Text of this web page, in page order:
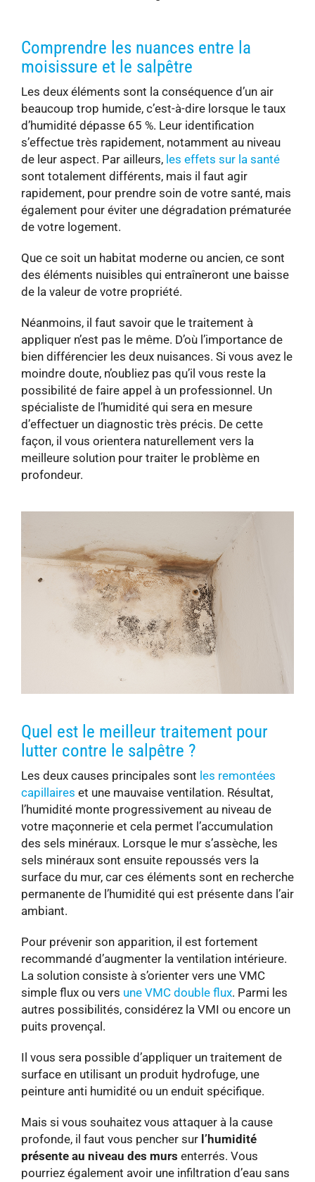
Comprendre les nuances entre la
moisissure et le salpêtre
Les deux éléments sont la conséquence d’un air
beaucoup trop humide, c’est-à-dire lorsque le taux
d’humidité dépasse 65 %. Leur identification
s’effectue très rapidement, notamment au niveau
de leur aspect. Par ailleurs, les effets sur la santé
sont totalement différents, mais il faut agir
rapidement, pour prendre soin de votre santé, mais
également pour éviter une dégradation prématurée
de votre logement.
Que ce soit un habitat moderne ou ancien, ce sont
des éléments nuisibles qui entraîneront une baisse
de la valeur de votre propriété.
Néanmoins, il faut savoir que le traitement à
appliquer n’est pas le même. D’où l’importance de
bien différencier les deux nuisances. Si vous avez le
moindre doute, n’oubliez pas qu’il vous reste la
possibilité de faire appel à un professionnel. Un
spécialiste de l’humidité qui sera en mesure
d’effectuer un diagnostic très précis. De cette
façon, il vous orientera naturellement vers la
meilleure solution pour traiter le problème en
profondeur.
Quel est le meilleur traitement pour
lutter contre le salpêtre ?
Les deux causes principales sont les remontées
capillaires et une mauvaise ventilation. Résultat,
l’humidité monte progressivement au niveau de
votre maçonnerie et cela permet l’accumulation
des sels minéraux. Lorsque le mur s’assèche, les
sels minéraux sont ensuite repoussés vers la
surface du mur, car ces éléments sont en recherche
permanente de l’humidité qui est présente dans l’air
ambiant.
Pour prévenir son apparition, il est fortement
recommandé d’augmenter la ventilation intérieure.
La solution consiste à s’orienter vers une VMC
simple flux ou vers une VMC double flux. Parmi les
autres possibilités, considérez la VMI ou encore un
puits provençal.
Il vous sera possible d’appliquer un traitement de
surface en utilisant un produit hydrofuge, une
peinture anti humidité ou un enduit spécifique.
Mais si vous souhaitez vous attaquer à la cause
profonde, il faut vous pencher sur l’humidité
présente au niveau des murs enterrés. Vous
pourriez également avoir une infiltration d’eau sans